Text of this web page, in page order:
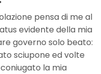
pensa di me al
evidente della mia
governo solo beato:
sciupone ed volte
la mia